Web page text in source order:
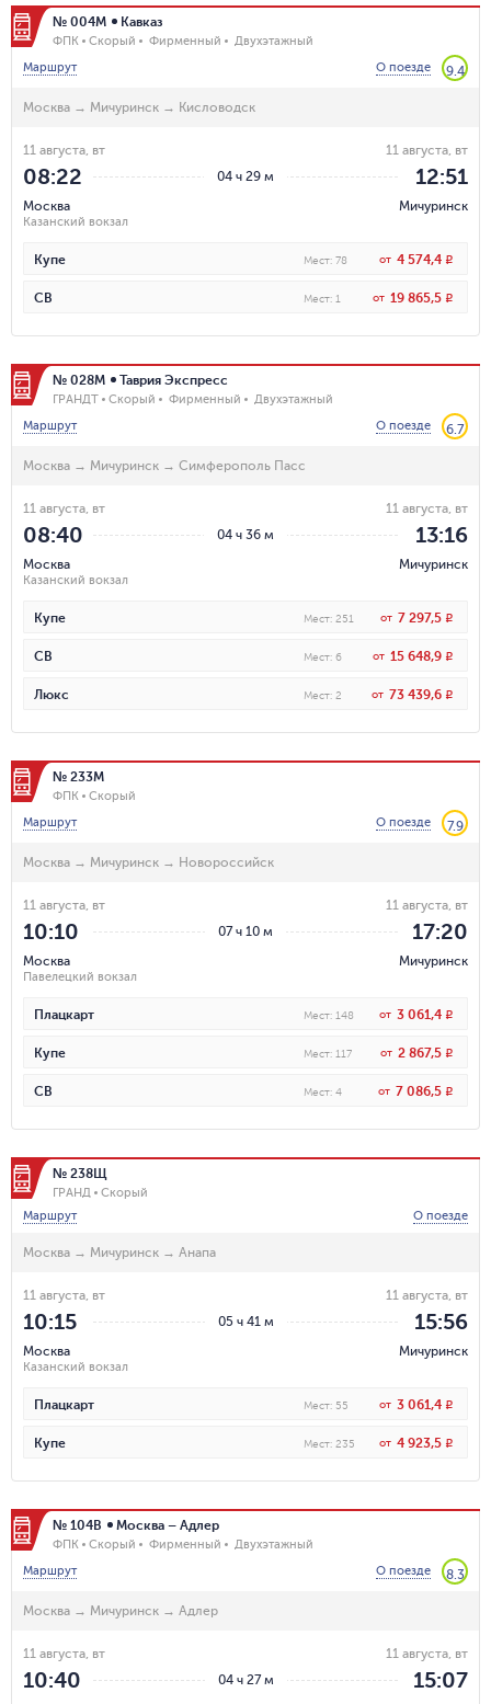
№ 004М Кавказ
ФПК Скорый Фирменный
Двухэтажный
Маршрут
О поезде 9.4
Москва → Мичуринск → Кисловодск
04 ч 29 м
11 августа, вт
08:22
Москва
Казанский вокзал
11 августа, вт
12:51
Мичуринск
Купе Мест: 78 от 4 574,4 R
СВ Мест: 1 от 19 865,5 R
№ 028М Таврия Экспресс
ГРАНДТ Скорый Фирменный
Двухэтажный
Маршрут
О поезде 6.7
Москва → Мичуринск → Симферополь Пасс
04 ч 36 м
11 августа, вт
08:40
Москва
Казанский вокзал
11 августа, вт
13:16
Мичуринск
Купе Мест: 251 от 7 297,5 R
СВ Мест: 6 от 15 648,9 R
Люкс Мест: 2 от 73 439,6 R
№ 233М
ФПК
Скорый
Маршрут
О поезде 7.9
Москва → Мичуринск → Новороссийск
07 ч 10 м
11 августа, вт
10:10
Москва
Павелецкий вокзал
11 августа, вт
17:20
Мичуринск
Плацкарт Мест: 148 от 3 061,4 R
Купе Мест: 117 от 2 867,5 R
СВ Мест: 4 от 7 086,5 R
№ 238Щ
ГРАНД
Скорый
Маршрут
О поезде
Москва → Мичуринск → Анапа
05 ч 41 м
11 августа, вт
10:15
Москва
Казанский вокзал
11 августа, вт
15:56
Мичуринск
Плацкарт Мест: 55 от 3 061,4 R
Купе Мест: 235 от 4 923,5 R
№ 104В Москва – Адлер
ФПК Скорый Фирменный
Двухэтажный
Маршрут
О поезде 8.3
Москва → Мичуринск → Адлер
04 ч 27 м
11 августа, вт
10:40
11 августа, вт
15:07